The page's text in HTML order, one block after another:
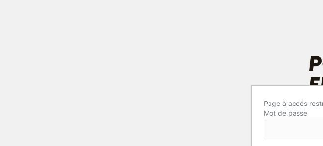
Page à accés
Mot de passe